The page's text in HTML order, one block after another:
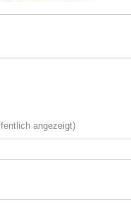
angezeigt)